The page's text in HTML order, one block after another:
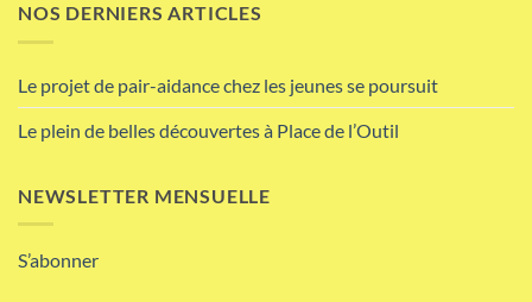
NOS DERNIERS ARTICLES
Le projet de pair-aidance chez les jeunes se poursuit
Le plein de belles découvertes à Place de l’Outil
NEWSLETTER MENSUELLE
S’abonner